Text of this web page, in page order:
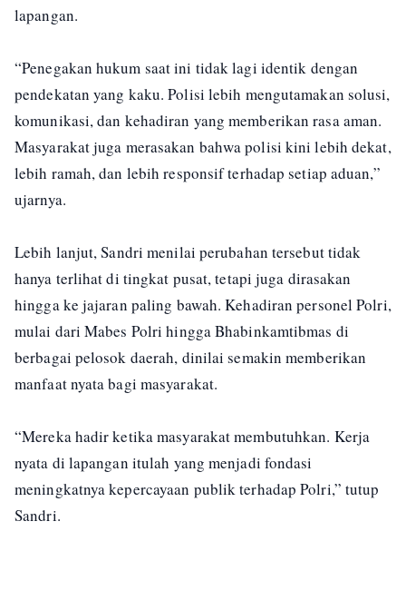
lapangan.
“Penegakan hukum saat ini tidak lagi identik dengan
pendekatan yang kaku. Polisi lebih mengutamakan solusi,
komunikasi, dan kehadiran yang memberikan rasa aman.
Masyarakat juga merasakan bahwa polisi kini lebih dekat,
lebih ramah, dan lebih responsif terhadap setiap aduan,”
ujarnya.
Lebih lanjut, Sandri menilai perubahan tersebut tidak
hanya terlihat di tingkat pusat, tetapi juga dirasakan
hingga ke jajaran paling bawah. Kehadiran personel Polri,
mulai dari Mabes Polri hingga Bhabinkamtibmas di
berbagai pelosok daerah, dinilai semakin memberikan
manfaat nyata bagi masyarakat.
“Mereka hadir ketika masyarakat membutuhkan. Kerja
nyata di lapangan itulah yang menjadi fondasi
meningkatnya kepercayaan publik terhadap Polri,” tutup
Sandri.